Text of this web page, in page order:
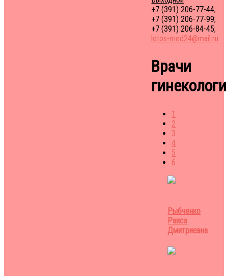
+7 (391) 206-77-44;
+7 (391) 206-77-99;
+7 (391) 206-84-45;
lotos-med24@mail.ru
Врачи
гинекологи
1
2
3
4
5
6
Рыбченко
Раиса
Дмитриевна